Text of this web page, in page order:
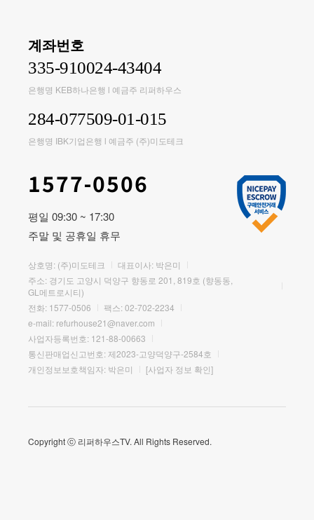
계좌번호
335-910024-43404
은행명 KEB하나은행 l 예금주 리퍼하우스
284-077509-01-015
은행명 IBK기업은행 l 예금주 (주)미도테크
1577-0506
평일 09:30 ~ 17:30
주말 및 공휴일 휴무
상호명: (주)미도테크
대표이사: 박은미
주소: 경기도 고양시 덕양구 향동로 201, 819호 (향동동,
GL메트로시티)
전화: 1577-0506
팩스: 02-702-2234
e-mail: refurhouse21@naver.com
사업자등록번호: 121-88-00663
통신판매업신고번호: 제2023-고양덕양구-2584호
개인정보보호책임자: 박은미
[사업자 정보 확인]
Copyright ⓒ 리퍼하우스TV. All Rights Reserved.